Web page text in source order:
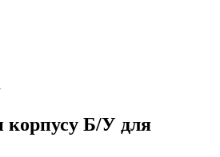
корпусу Б/У для